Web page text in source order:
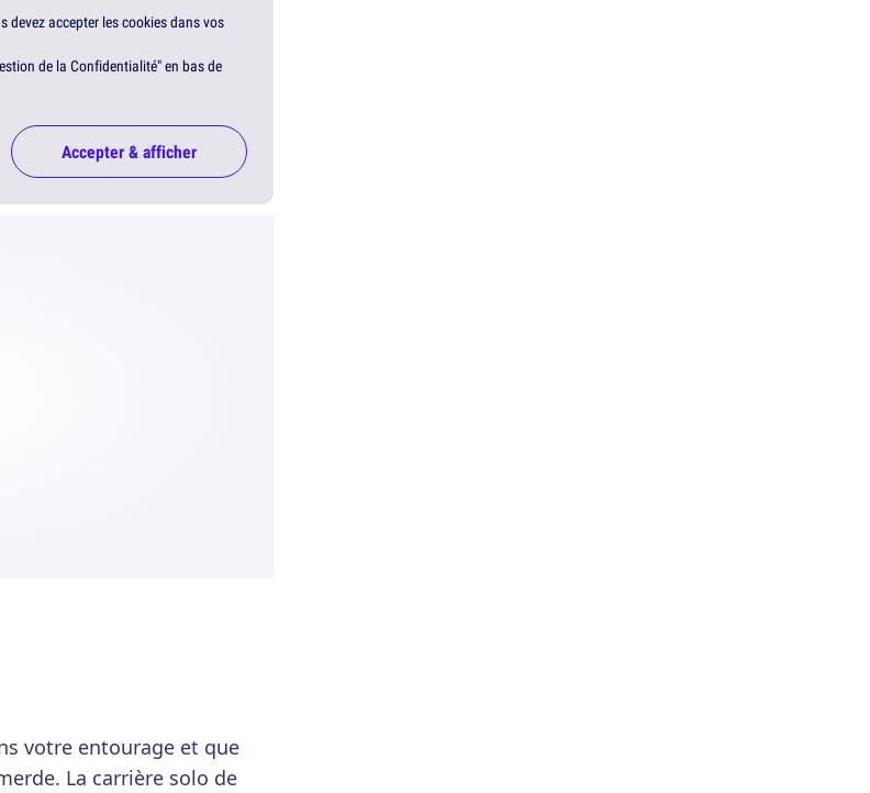
devez accepter les cookies dans vos
de la Confidentialité" en bas de
Accepter & afficher
votre entourage et que
La carrière solo de